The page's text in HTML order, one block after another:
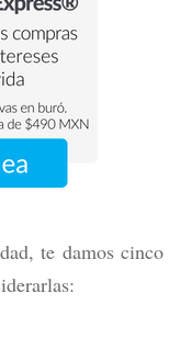
te damos cinco